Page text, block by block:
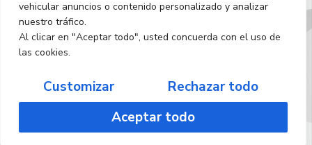
vehicular anuncios o contenido personalizado y analizar
nuestro tráfico.
Al clicar en "Aceptar todo", usted concuerda con el uso de
las cookies.
Customizar
Rechazar todo
Aceptar todo
Español